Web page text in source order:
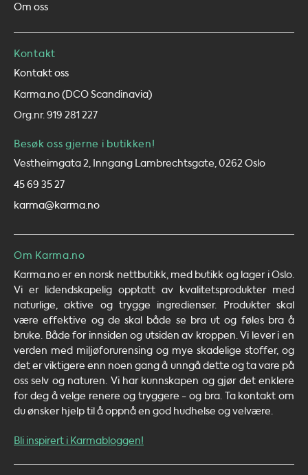
Om oss
Kontakt
Kontakt oss
Karma.no (DCO Scandinavia)
Org.nr. 919 281 227
Besøk oss gjerne i butikken!
Vestheimgata 2, Inngang Lambrechtsgate, 0262 Oslo
45 69 35 27
karma@karma.no
Om Karma.no
Karma.no er en norsk nettbutikk, med butikk og lager i Oslo.
Vi er lidendskapelig opptatt av kvalitetsprodukter med
naturlige, aktive og trygge ingredienser. Produkter skal
være effektive og de skal både se bra ut og føles bra å
bruke. Både for innsiden og utsiden av kroppen. Vi lever i en
verden med miljøforurensing og mye skadelige stoffer, og
det er viktigere enn noen gang å unngå dette og ta vare på
oss selv og naturen. Vi har kunnskapen og gjør det enklere
for deg å velge renere og tryggere - og bra. Ta kontakt om
du ønsker hjelp til å oppnå en god hudhelse og velvære.
Bli inspirert i Karmabloggen!